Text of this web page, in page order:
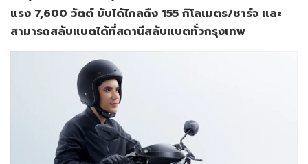
แรง 7,600 วัตต์ ขับได้ไกลถึง 155 กิโลเมตร/ชาร์จ และ
สามารถสลับแบตได้ที่สถานีสลับแบตทั่วกรุงเทพ